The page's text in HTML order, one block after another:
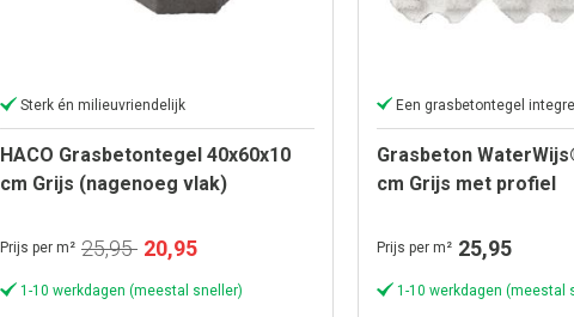
Sterk én milieuvriendelijk
HACO Grasbetontegel 40x60x10
cm Grijs (nagenoeg vlak)
Prijs per m² 25,95 Speciale
prijs
20,95
1-10 werkdagen (meestal sneller)
Grasbeton
cm Grijs met profiel
Prijs per m² 25,95
1-10 werkdagen (meestal